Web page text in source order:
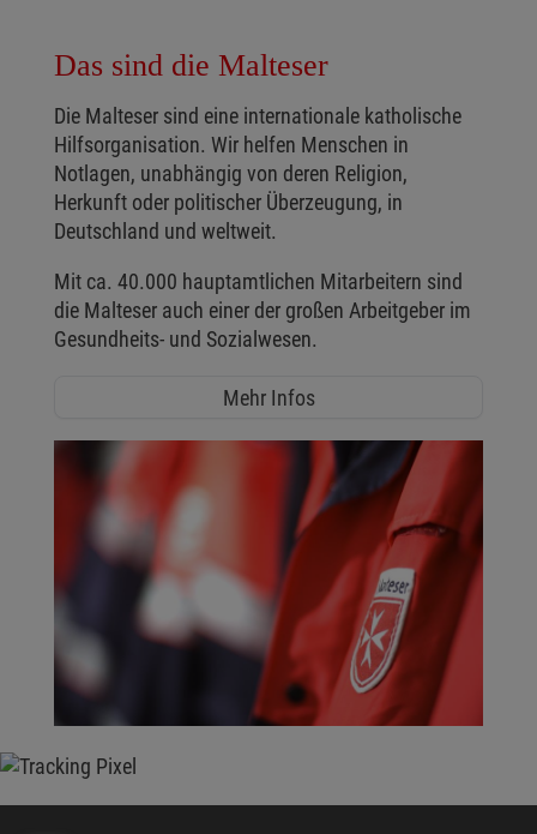
Das sind die Malteser
Die Malteser sind eine internationale katholische
Hilfsorganisation. Wir helfen Menschen in
Notlagen, unabhängig von deren Religion,
Herkunft oder politischer Überzeugung, in
Deutschland und weltweit.
Mit ca. 40.000 hauptamtlichen Mitarbeitern sind
die Malteser auch einer der großen Arbeitgeber im
Gesundheits- und Sozialwesen.
Mehr Infos